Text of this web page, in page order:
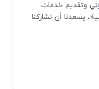
وتقديم خدمات
يسعدنا أن تشاركنا